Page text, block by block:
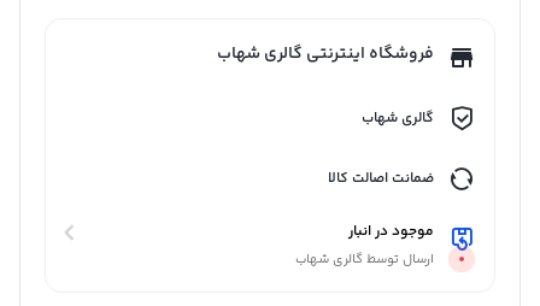
فروشگاه اینترنتی گالری شهاب
گالری شهاب
ضمانت اصالت کالا
موجود در انبار
ارسال توسط گالری شهاب